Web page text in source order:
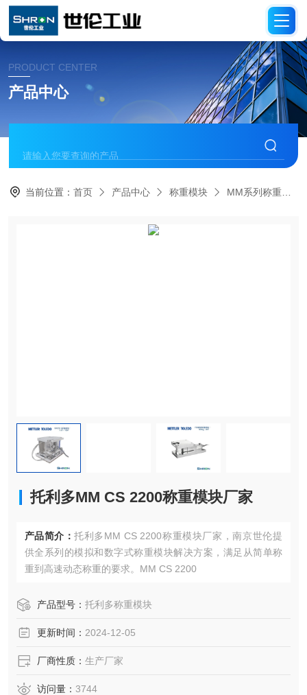
PRODUCT CENTER
产品中心
当前位置：首页 产品中心 称重模块 MM系列称重模块
托利多MM CS 2200称重模块厂家
产品简介： 托利多MM CS 2200称重模块厂家，南京世伦提
供全系列的模拟和数字式称重模块解决方案，满足从简单称
重到高速动态称重的要求。MM CS 2200
产品型号： 托利多称重模块
更新时间： 2024-12-05
厂商性质： 生产厂家
访问量： 3744